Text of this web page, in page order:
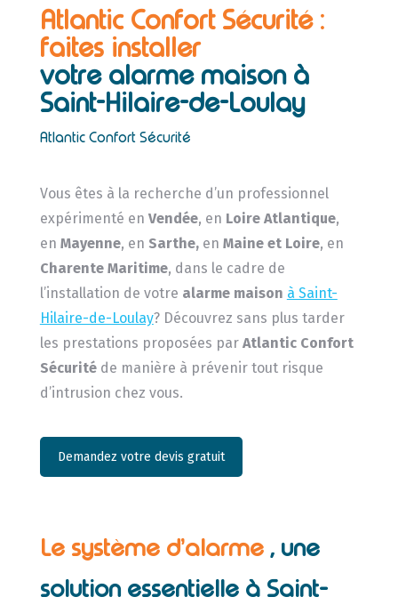
Atlantic Confort Sécurité :
faites installer
votre alarme maison à
Saint-Hilaire-de-Loulay
Atlantic Confort Sécurité
Vous êtes à la recherche d’un professionnel
expérimenté en Vendée, en Loire Atlantique,
en Mayenne, en Sarthe, en Maine et Loire, en
Charente Maritime, dans le cadre de
l’installation de votre alarme maison à Saint-
Hilaire-de-Loulay? Découvrez sans plus tarder
les prestations proposées par Atlantic Confort
Sécuritéde manière à prévenir tout risque
d’intrusion chez vous.
Demandez votre devis gratuit
Le système d’alarme , une
solution essentielle à Saint-